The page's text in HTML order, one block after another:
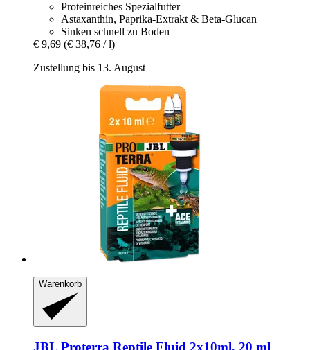
Proteinreiches Spezialfutter
Astaxanthin, Paprika-Extrakt & Beta-Glucan
Sinken schnell zu Boden
€ 9,69 (€ 38,76 / l)
Zustellung bis 13. August
Warenkorb